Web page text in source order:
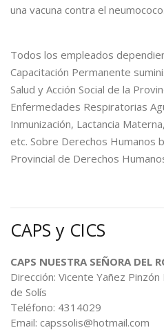
una vacuna contra el neumococo.
Todos los empleados
Capacitación Permanente
Salud y Acción Social de la
Enfermedades Respiratorias
Inmunización, Lactancia
etc. Sobre Derechos Humanos
Provincial de Derechos
CAPS y CICS
CAPS NUESTRA SEÑORA DEL
Dirección: Vicente Yañez
de Solís
Teléfono: 4314029
Email: capssolis@hotmail.com